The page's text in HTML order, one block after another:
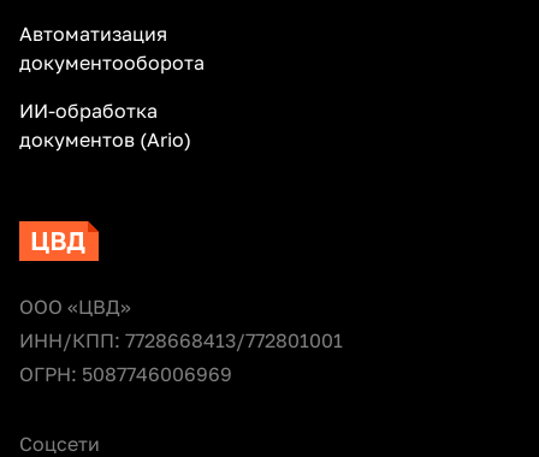
Автоматизация
документооборота
ИИ-обработка
документов (Ario)
ООО «ЦВД»
ИНН/КПП: 7728668413/772801001
ОГРН: 5087746006969
Соцсети